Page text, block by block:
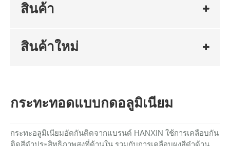
สินค้า
สินค้าใหม่
กระทะทอดแบบกดอลูมิเนียม
กระทะอลูมิเนียมอัดกันติดจากแบรนด์ HANXIN ใช้การเคลือบกัน
ติดสีดำประสิทธิภาพสูงที่ด้านใน รวมกับการเคลือบผงสีดำด้าน